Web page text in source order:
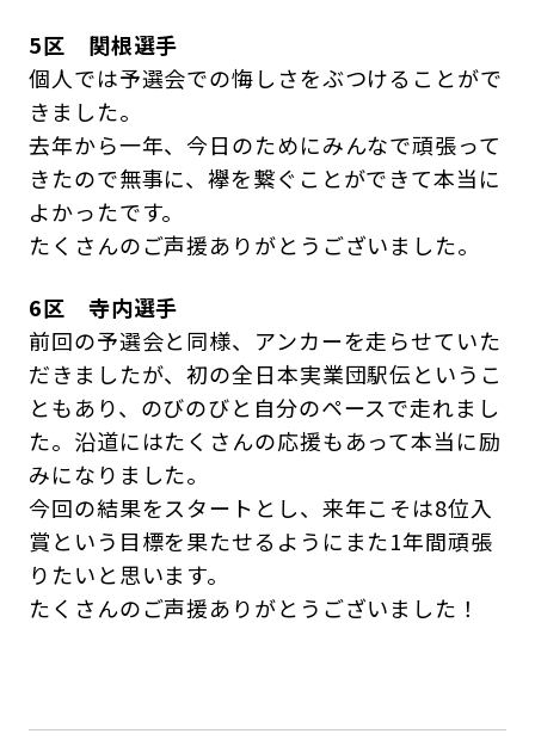
5区 関根選手
個人では予選会での悔しさをぶつけることがで
きました。
去年から一年、今日のためにみんなで頑張って
きたので無事に、襷を繋ぐことができて本当に
よかったです。
たくさんのご声援ありがとうございました。
6区 寺内選手
前回の予選会と同様、アンカーを走らせていた
だきましたが、初の全日本実業団駅伝というこ
ともあり、のびのびと自分のペースで走れまし
た。沿道にはたくさんの応援もあって本当に励
みになりました。
今回の結果をスタートとし、来年こそは8位入
賞という目標を果たせるようにまた1年間頑張
りたいと思います。
たくさんのご声援ありがとうございました！